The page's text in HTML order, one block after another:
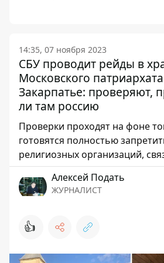
14:35, 07 ноября 2023
СБУ проводит рейды в
Московского
Закарпатье: проверяют,
ли там россию
Проверки проходят на фоне
готовятся полностью
религиозных организаций,
Алексей Подать
ЖУРНАЛИСТ
👍